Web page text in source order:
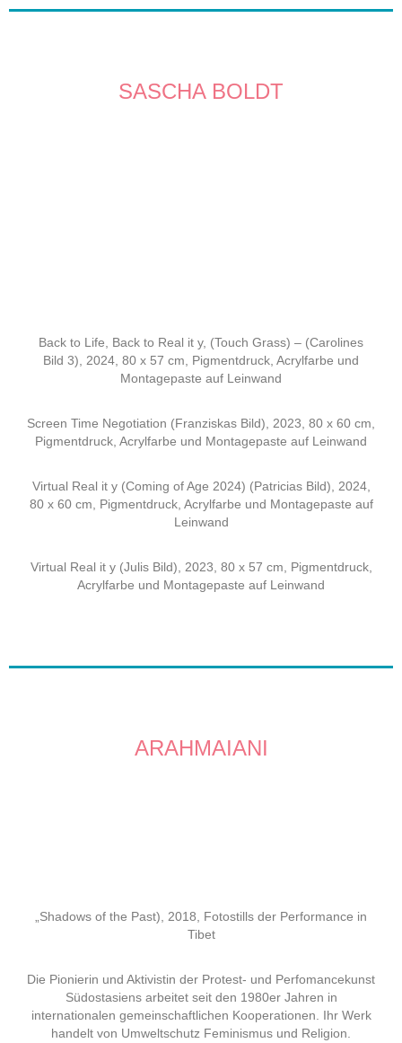
SASCHA BOLDT
Back to Life, Back to Real it y, (Touch Grass) – (Carolines
Bild 3), 2024, 80 x 57 cm, Pigmentdruck, Acrylfarbe und
Montagepaste auf Leinwand
Screen Time Negotiation (Franziskas Bild), 2023, 80 x 60 cm,
Pigmentdruck, Acrylfarbe und Montagepaste auf Leinwand
Virtual Real it y (Coming of Age 2024) (Patricias Bild), 2024,
80 x 60 cm, Pigmentdruck, Acrylfarbe und Montagepaste auf
Leinwand
Virtual Real it y (Julis Bild), 2023, 80 x 57 cm, Pigmentdruck,
Acrylfarbe und Montagepaste auf Leinwand
ARAHMAIANI
„Shadows of the Past), 2018, Fotostills der Performance in
Tibet
Die Pionierin und Aktivistin der Protest- und Perfomancekunst
Südostasiens arbeitet seit den 1980er Jahren in
internationalen gemeinschaftlichen Kooperationen. Ihr Werk
handelt von Umweltschutz Feminismus und Religion.